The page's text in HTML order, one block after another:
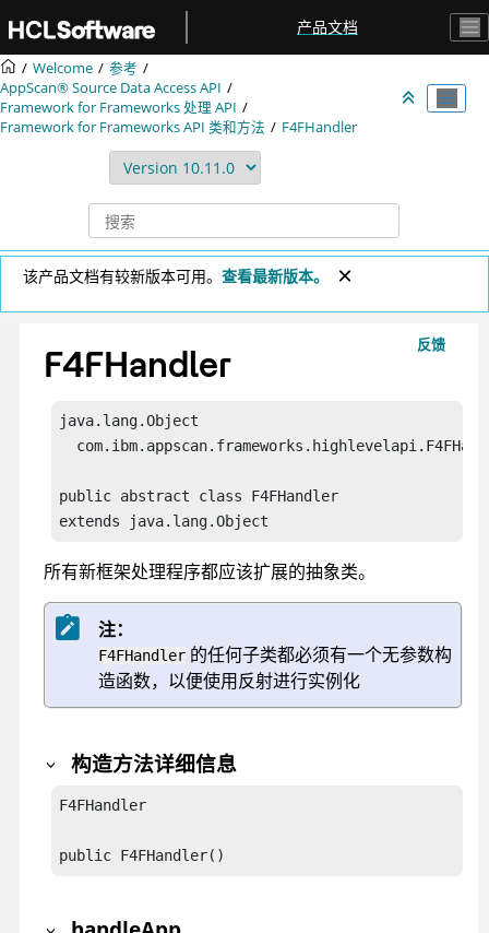
产品文档
Welcome
参考
AppScan® Source Data Access API
Framework for Frameworks 处理 API
Framework for Frameworks API 类和方法
F4FHandler
该产品文档有较新版本可用。 查看最新版本。
反馈
F4FHandler
java.lang.Object
public abstract class F4FHandler
extends java.lang.Object
所有新框架处理程序都应该扩展的抽象类。
注：
F4FHandler 的任何子类都必须有一个无参数构
造函数，以便使用反射进行实例化
构造方法详细信息
F4FHandler
public F4FHandler()